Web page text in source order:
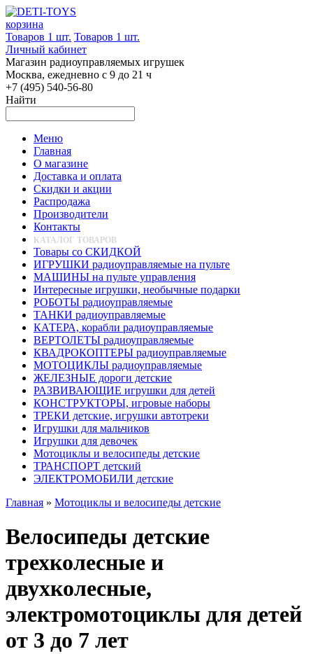
корзина
Товаров 1 шт. Товаров 1 шт.
Личный кабинет
Магазин радиоуправляемых игрушек
Москва, ежедневно с 9 до 21 ч
+7 (495) 540-56-80
Найти
Меню
Главная
О магазине
Доставка и оплата
Скидки и акции
Распродажа
Производители
Контакты
КАТАЛОГ ТОВАРОВ
Товары со СКИДКОЙ
ИГРУШКИ радиоуправляемые на пульте
МАШИНЫ на пульте управления
Интересные игрушки, необычные подарки
РОБОТЫ радиоуправляемые
ТАНКИ радиоуправляемые
КАТЕРА, корабли радиоуправляемые
ВЕРТОЛЕТЫ радиоуправляемые
КВАДРОКОПТЕРЫ радиоуправляемые
МОТОЦИКЛЫ радиоуправляемые
ЖЕЛЕЗНЫЕ дороги детские
РАЗВИВАЮЩИЕ игрушки для детей
КОНСТРУКТОРЫ, игровые наборы
ТРЕКИ детские, игрушки автотреки
Игрушки для мальчиков
Игрушки для девочек
Мотоциклы и велосипеды детские
ТРАНСПОРТ детский
ЭЛЕКТРОМОБИЛИ детские
Главная » Мотоциклы и велосипеды детские
Велосипеды детские
трехколесные и
двухколесные,
электромотоциклы для детей
от 3 до 7 лет